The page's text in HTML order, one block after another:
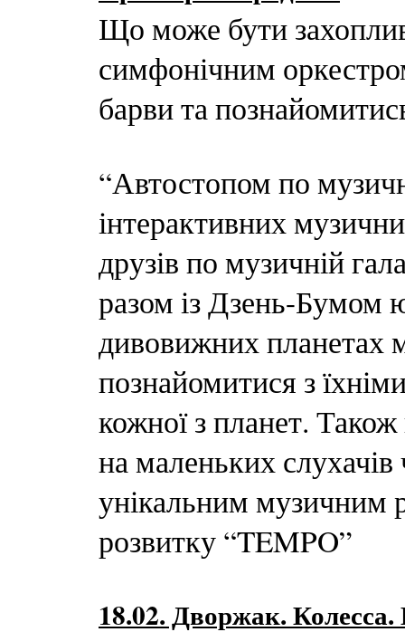
Що може бути
симфонічним
барви та
“Автостопом по
інтерактивних
друзів по музичній
разом із Дзень-Бумом
дивовижних планетах
познайомитися з
кожної з планет.
на маленьких слухачів
унікальним музичним
розвитку “TEMPO”
18.02. Дворжак. Колесса.